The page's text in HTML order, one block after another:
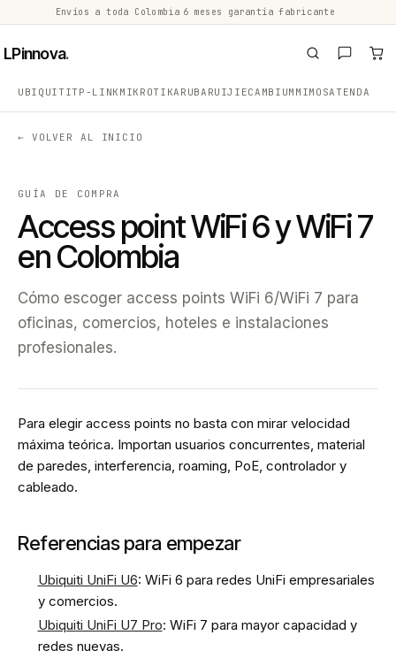
Envíos a toda Colombia 6 meses garantía fabricante
LPinnova.
UBIQUITITP-LINK MIKROTIKARUBA RUIJIECAMBIUM MIMOSATENDA
← VOLVER AL INICIO
GUÍA DE COMPRA
Access point WiFi 6 y WiFi 7
en Colombia
Cómo escoger access points WiFi 6/WiFi 7 para
oficinas, comercios, hoteles e instalaciones
profesionales.
Para elegir access points no basta con mirar velocidad
máxima teórica. Importan usuarios concurrentes, material
de paredes, interferencia, roaming, PoE, controlador y
cableado.
Referencias para empezar
Ubiquiti UniFi U6: WiFi 6 para redes UniFi empresariales
y comercios.
Ubiquiti UniFi U7 Pro: WiFi 7 para mayor capacidad y
redes nuevas.